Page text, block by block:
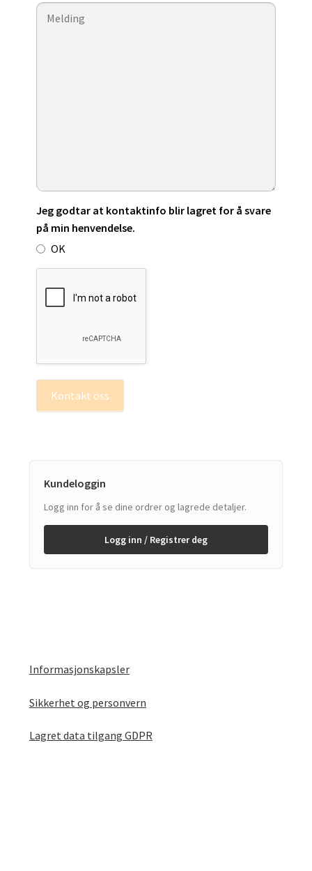
Jeg godtar at kontaktinfo blir lagret for å svare
på min henvendelse.
OK
Kontakt oss
Kundeloggin
Logg inn for å se dine ordrer og lagrede detaljer.
Logg inn / Registrer deg
Informasjonskapsler
Sikkerhet og personvern
Lagret data tilgang GDPR